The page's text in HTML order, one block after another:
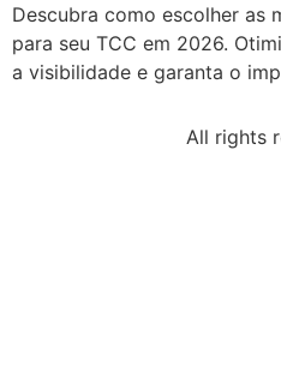
Descubra como escolher as
para seu TCC em 2026.
a visibilidade e garanta o
All rights